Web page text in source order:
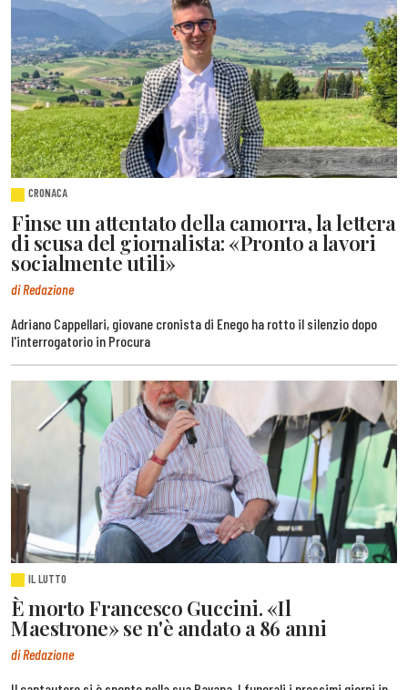
CRONACA
Finse un attentato della camorra, la lettera
di scusa del giornalista: «Pronto a lavori
socialmente utili»
di Redazione
Adriano Cappellari, giovane cronista di Enego ha rotto il silenzio dopo
l'interrogatorio in Procura
IL LUTTO
È morto Francesco Guccini. «Il
Maestrone» se n'è andato a 86 anni
di Redazione